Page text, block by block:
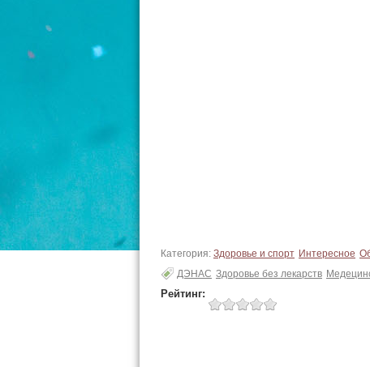
Категория: Здоровье и спорт Интересное
ДЭНАС Здоровье без лекарств
Рейтинг: